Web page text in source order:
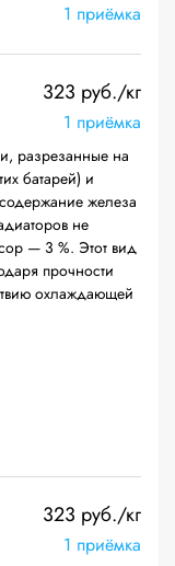
1 приёмка
323 руб./кг
1 приёмка
разрезанные на
батарей) и
железа
не
— 3 %. Этот вид
прочности
охлаждающей
323 руб./кг
1 приёмка